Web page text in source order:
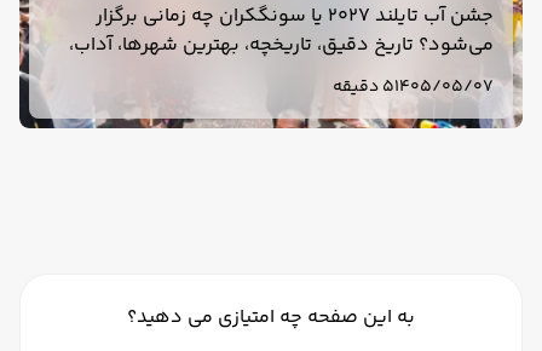
جشن آب تایلند 2027 یا سونگکران چه زمانی برگزار
می‌شود؟ تاریخ دقیق، تاریخچه، بهترین شهرها، آداب،
بخوانید.
1405/05/075 دقیقه
به این صفحه چه امتیازی می دهید؟